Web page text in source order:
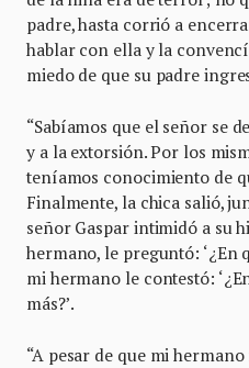
padre, hasta corrió a
hablar con ella y la
miedo de que su padre
“Sabíamos que el señor se
y a la extorsión. Por los
teníamos conocimiento de
Finalmente, la chica salió,
señor Gaspar intimidó a su
hermano, le preguntó: ‘¿En
mi hermano le contestó:
más?’.
“A pesar de que mi